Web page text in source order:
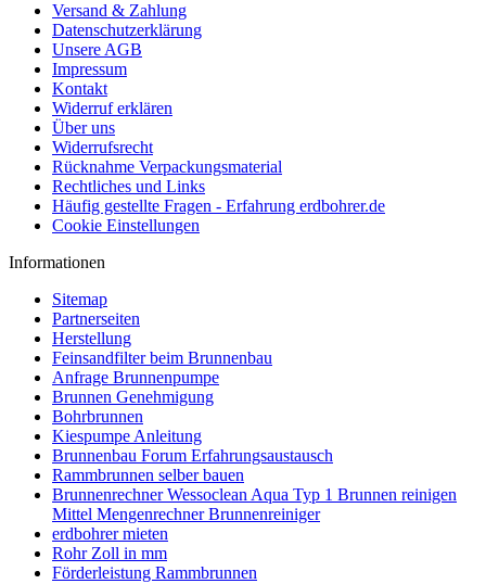
Versand & Zahlung
Datenschutzerklärung
Unsere AGB
Impressum
Kontakt
Widerruf erklären
Über uns
Widerrufsrecht
Rücknahme Verpackungsmaterial
Rechtliches und Links
Häufig gestellte Fragen - Erfahrung erdbohrer.de
Cookie Einstellungen
Informationen
Sitemap
Partnerseiten
Herstellung
Feinsandfilter beim Brunnenbau
Anfrage Brunnenpumpe
Brunnen Genehmigung
Bohrbrunnen
Kiespumpe Anleitung
Brunnenbau Forum Erfahrungsaustausch
Rammbrunnen selber bauen
Brunnenrechner Wessoclean Aqua Typ 1 Brunnen reinigen
Mittel Mengenrechner Brunnenreiniger
erdbohrer mieten
Rohr Zoll in mm
Förderleistung Rammbrunnen